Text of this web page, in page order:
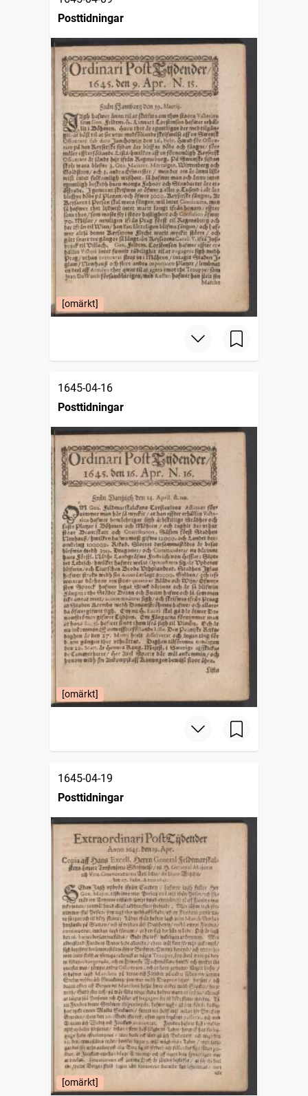
Posttidningar
[omärkt]
1645-04-16
Posttidningar
[omärkt]
1645-04-19
Posttidningar
[omärkt]